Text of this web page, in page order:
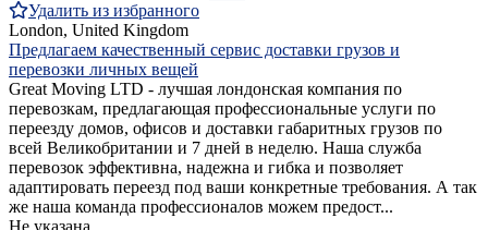
Удалить из избранного
London, United Kingdom
Предлагаем качественный сервис доставки грузов и
перевозки личных вещей
Great Moving LTD - лучшая лондонская компания по
перевозкам, предлагающая профессиональные услуги по
переезду домов, офисов и доставки габаритных грузов по
всей Великобритании и 7 дней в неделю. Наша служба
перевозок эффективна, надежна и гибка и позволяет
адаптировать переезд под ваши конкретные требования. А так
же наша команда профессионалов можем предост...
Не указана